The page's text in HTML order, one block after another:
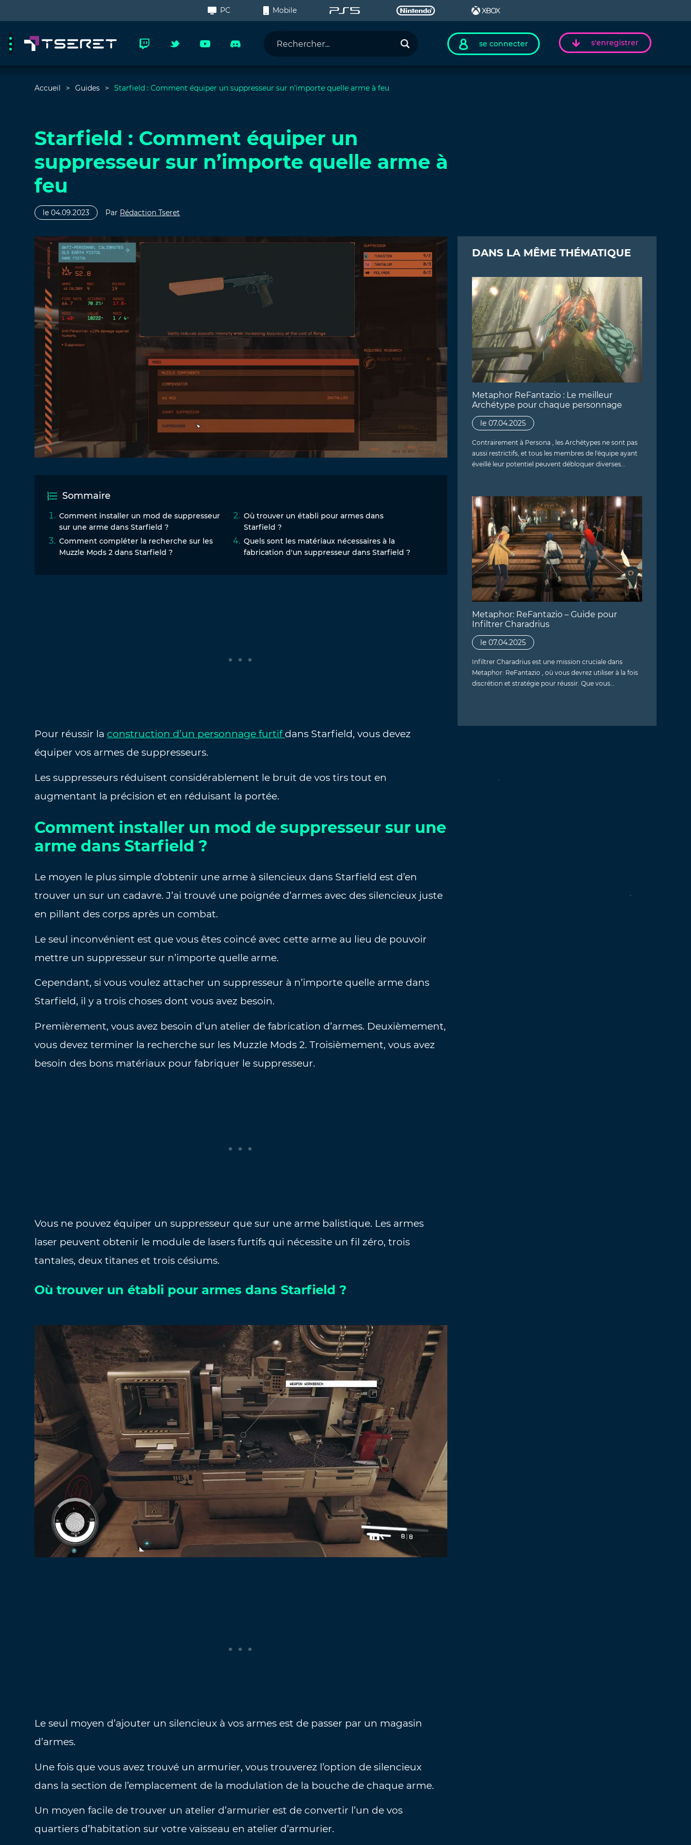
PC Mobile
se connecter s'enregistrer
Accueil Guides Starfield : Comment équiper un suppresseur sur n’importe quelle arme à feu
Starfield : Comment équiper un
suppresseur sur n’importe quelle arme à
feu
le 04.09.2023 Par Rédaction Tseret
Sommaire
Comment installer un mod de suppresseur
sur une arme dans Starfield ?
Où trouver un établi pour armes dans
Starfield ?
Comment compléter la recherche sur les
Muzzle Mods 2 dans Starfield ?
Quels sont les matériaux nécessaires à la
fabrication d'un suppresseur dans Starfield ?
Pour réussir la construction d’un personnage furtif dans Starfield, vous devez
équiper vos armes de suppresseurs.
Les suppresseurs réduisent considérablement le bruit de vos tirs tout en
augmentant la précision et en réduisant la portée.
Comment installer un mod de suppresseur sur une
arme dans Starfield ?
Le moyen le plus simple d’obtenir une arme à silencieux dans Starfield est d’en
trouver un sur un cadavre. J’ai trouvé une poignée d’armes avec des silencieux juste
en pillant des corps après un combat.
Le seul inconvénient est que vous êtes coincé avec cette arme au lieu de pouvoir
mettre un suppresseur sur n’importe quelle arme.
Cependant, si vous voulez attacher un suppresseur à n’importe quelle arme dans
Starfield, il y a trois choses dont vous avez besoin.
Premièrement, vous avez besoin d’un atelier de fabrication d’armes. Deuxièmement,
vous devez terminer la recherche sur les Muzzle Mods 2. Troisièmement, vous avez
besoin des bons matériaux pour fabriquer le suppresseur.
Vous ne pouvez équiper un suppresseur que sur une arme balistique. Les armes
laser peuvent obtenir le module de lasers furtifs qui nécessite un fil zéro, trois
tantales, deux titanes et trois césiums.
Où trouver un établi pour armes dans Starfield ?
Le seul moyen d’ajouter un silencieux à vos armes est de passer par un magasin
d’armes.
Une fois que vous avez trouvé un armurier, vous trouverez l’option de silencieux
dans la section de l’emplacement de la modulation de la bouche de chaque arme.
Un moyen facile de trouver un atelier d’armurier est de convertir l’un de vos
quartiers d’habitation sur votre vaisseau en atelier d’armurier.
DANS LA MÊME THÉMATIQUE
Metaphor ReFantazio : Le meilleur
Archétype pour chaque personnage
le 07.04.2025
Contrairement à Persona , les Archétypes ne sont pas
aussi restrictifs, et tous les membres de l'équipe ayant
éveillé leur potentiel peuvent débloquer diverses…
Metaphor: ReFantazio – Guide pour
Infiltrer Charadrius
le 07.04.2025
Infiltrer Charadrius est une mission cruciale dans
Metaphor: ReFantazio , où vous devrez utiliser à la fois
discrétion et stratégie pour réussir. Que vous…